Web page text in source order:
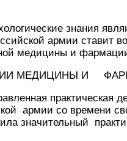
знания
армии ставит
медицины и
МЕДИЦИНЫ И
практическая
армии со времени
значительный